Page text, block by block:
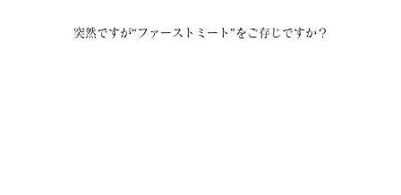
突然ですが“ファーストミート”をご存じですか？